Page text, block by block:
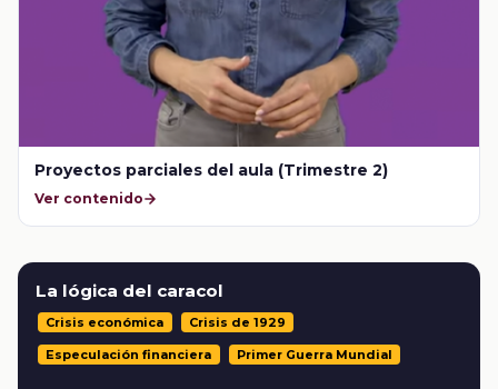
Proyectos parciales del aula (Trimestre 2)
Ver contenido
La lógica del caracol
Crisis económica Crisis de 1929
Especulación financiera Primer Guerra Mundial